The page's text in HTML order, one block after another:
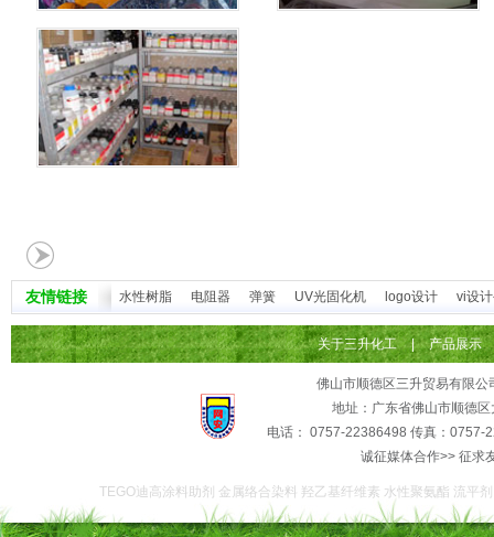
友情链接 水性树脂 电阻器 弹簧 UV光固化机 logo设计 vi设
关于三升化工 | 产品展示
佛山市顺德区三升贸易有限公
地址：广东省佛山市顺德
电话： 0757-22386498 传真：0757-
诚征媒体合作>> 征求
TEGO迪高涂料助剂 金属络合染料 羟乙基纤维素 水性聚氨酯 流平